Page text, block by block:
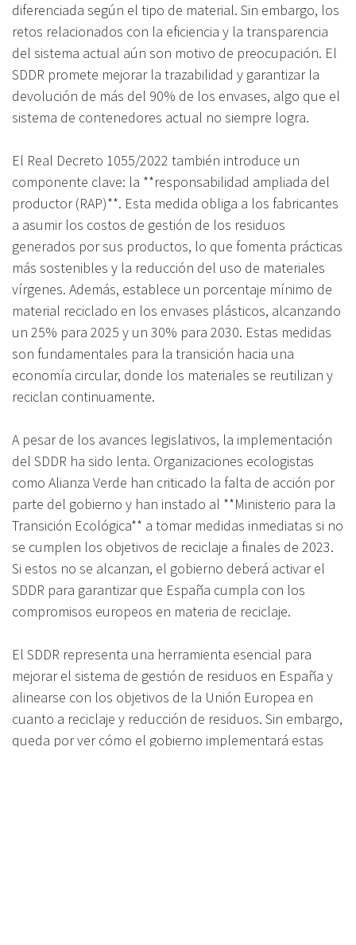
diferenciada según el tipo de material. Sin embargo, los
retos relacionados con la eficiencia y la transparencia
del sistema actual aún son motivo de preocupación. El
SDDR promete mejorar la trazabilidad y garantizar la
devolución de más del 90% de los envases, algo que el
sistema de contenedores actual no siempre logra.
El Real Decreto 1055/2022 también introduce un
componente clave: la **responsabilidad ampliada del
productor (RAP)**. Esta medida obliga a los fabricantes
a asumir los costos de gestión de los residuos
generados por sus productos, lo que fomenta prácticas
más sostenibles y la reducción del uso de materiales
vírgenes. Además, establece un porcentaje mínimo de
material reciclado en los envases plásticos, alcanzando
un 25% para 2025 y un 30% para 2030. Estas medidas
son fundamentales para la transición hacia una
economía circular, donde los materiales se reutilizan y
reciclan continuamente.
A pesar de los avances legislativos, la implementación
del SDDR ha sido lenta. Organizaciones ecologistas
como Alianza Verde han criticado la falta de acción por
parte del gobierno y han instado al **Ministerio para la
Transición Ecológica** a tomar medidas inmediatas si no
se cumplen los objetivos de reciclaje a finales de 2023.
Si estos no se alcanzan, el gobierno deberá activar el
SDDR para garantizar que España cumpla con los
compromisos europeos en materia de reciclaje.
El SDDR representa una herramienta esencial para
mejorar el sistema de gestión de residuos en España y
alinearse con los objetivos de la Unión Europea en
cuanto a reciclaje y reducción de residuos. Sin embargo,
queda por ver cómo el gobierno implementará estas